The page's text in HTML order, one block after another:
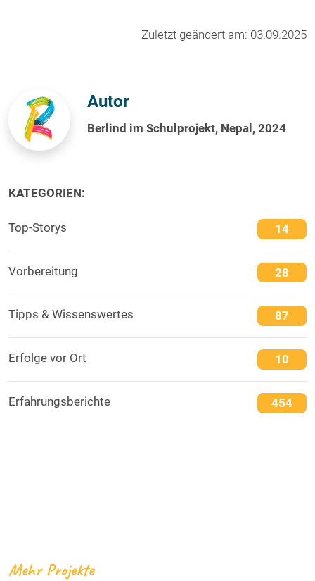
Zuletzt geändert am: 03.09.2025
Autor
Berlind im Schulprojekt, Nepal, 2024
KATEGORIEN:
Top-Storys 14
Vorbereitung 28
Tipps & Wissenswertes 87
Erfolge vor Ort 10
Erfahrungsberichte 454
Mehr Projekte